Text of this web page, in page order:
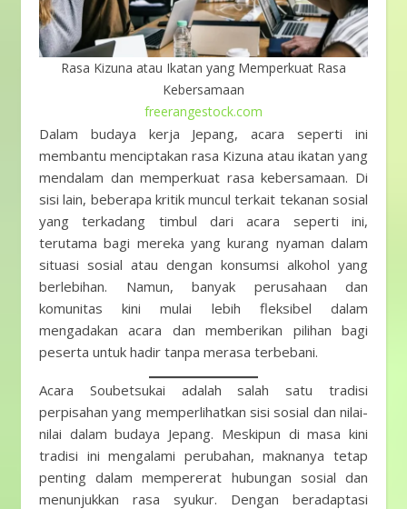
Rasa Kizuna atau Ikatan yang Memperkuat Rasa
Kebersamaan
freerangestock.com
Dalam budaya kerja Jepang, acara seperti ini
membantu menciptakan rasa Kizuna atau ikatan yang
mendalam dan memperkuat rasa kebersamaan. Di
sisi lain, beberapa kritik muncul terkait tekanan sosial
yang terkadang timbul dari acara seperti ini,
terutama bagi mereka yang kurang nyaman dalam
situasi sosial atau dengan konsumsi alkohol yang
berlebihan. Namun, banyak perusahaan dan
komunitas kini mulai lebih fleksibel dalam
mengadakan acara dan memberikan pilihan bagi
peserta untuk hadir tanpa merasa terbebani.
Acara Soubetsukai adalah salah satu tradisi
perpisahan yang memperlihatkan sisi sosial dan nilai-
nilai dalam budaya Jepang. Meskipun di masa kini
tradisi ini mengalami perubahan, maknanya tetap
penting dalam mempererat hubungan sosial dan
menunjukkan rasa syukur. Dengan beradaptasi